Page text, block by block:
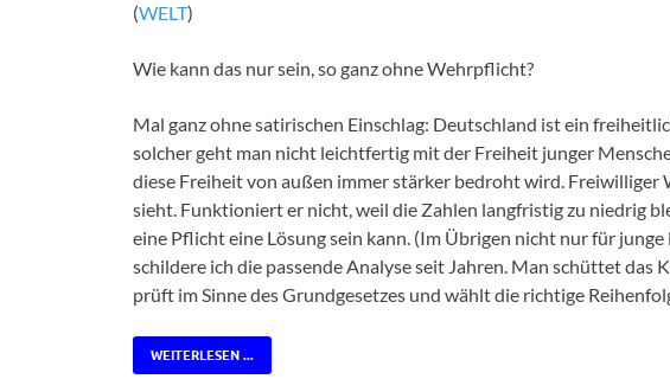
(WELT)
Wie kann das nur sein, so ganz ohne Wehrpflicht?
Mal ganz ohne satirischen Einschlag: Deutschland ist ein
solcher geht man nicht leichtfertig mit der Freiheit junger
diese Freiheit von außen immer stärker bedroht wird.
sieht. Funktioniert er nicht, weil die Zahlen langfristig zu niedrig
eine Pflicht eine Lösung sein kann. (Im Übrigen nicht nur für
schildere ich die passende Analyse seit Jahren. Man schüttet das
prüft im Sinne des Grundgesetzes und wählt die richtige
WEITERLESEN ...